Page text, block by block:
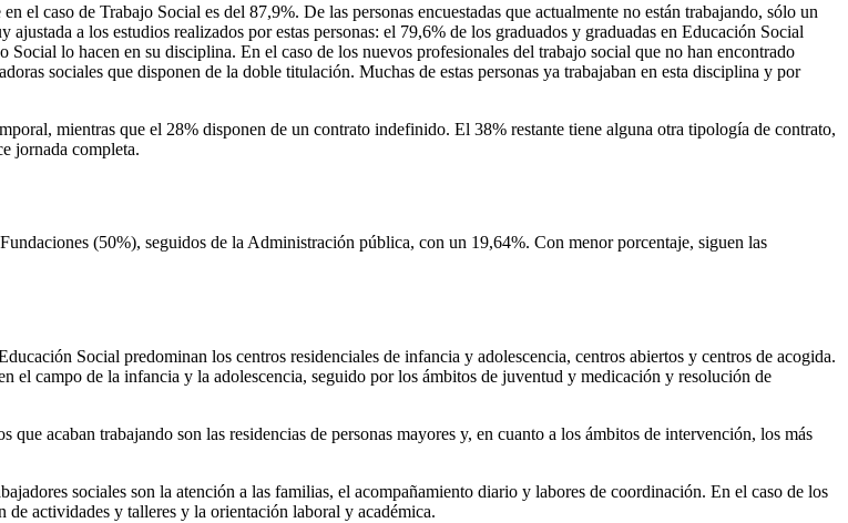
el caso de Trabajo Social es del 87,9%. De las personas encuestadas que actualmente no están trabajando, sólo un
a los estudios realizados por estas personas: el 79,6% de los graduados y graduadas en Educación Social
lo hacen en su disciplina. En el caso de los nuevos profesionales del trabajo social que no han encontrado
sociales que disponen de la doble titulación. Muchas de estas personas ya trabajaban en esta disciplina y por
mientras que el 28% disponen de un contrato indefinido. El 38% restante tiene alguna otra tipología de contrato,
jornada completa.
(50%), seguidos de la Administración pública, con un 19,64%. Con menor porcentaje, siguen las
Social predominan los centros residenciales de infancia y adolescencia, centros abiertos y centros de acogida.
el campo de la infancia y la adolescencia, seguido por los ámbitos de juventud y medicación y resolución de
acaban trabajando son las residencias de personas mayores y, en cuanto a los ámbitos de intervención, los más
sociales son la atención a las familias, el acompañamiento diario y labores de coordinación. En el caso de los
de actividades y talleres y la orientación laboral y académica.